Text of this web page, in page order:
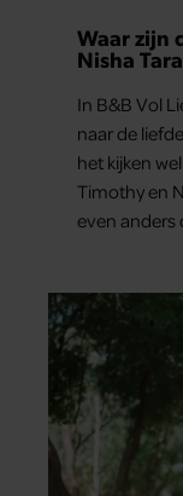
Waar zijn
Nisha
In B&B Vol
naar de
het kijken
Timothy en
even anders